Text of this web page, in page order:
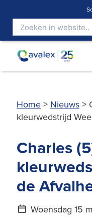
Home > Nieuws >
kleurwedstrijd
Charles
de
Woensdag 15